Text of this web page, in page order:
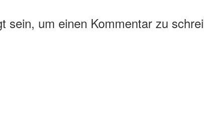
sein, um einen Kommentar zu